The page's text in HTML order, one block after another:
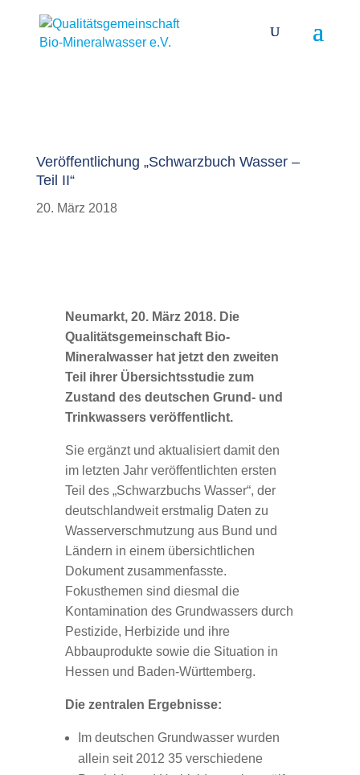
Veröffentlichung „Schwarzbuch Wasser –
Teil II“
20. März 2018
Neumarkt, 20. März 2018. Die
Qualitätsgemeinschaft Bio-
Mineralwasser hat jetzt den zweiten
Teil ihrer Übersichtsstudie zum
Zustand des deutschen Grund- und
Trinkwassers veröffentlicht.
Sie ergänzt und aktualisiert damit den
im letzten Jahr veröffentlichten ersten
Teil des „Schwarzbuchs Wasser“, der
deutschlandweit erstmalig Daten zu
Wasserverschmutzung aus Bund und
Ländern in einem übersichtlichen
Dokument zusammenfasste.
Fokusthemen sind diesmal die
Kontamination des Grundwassers durch
Pestizide, Herbizide und ihre
Abbauprodukte sowie die Situation in
Hessen und Baden-Württemberg.
Die zentralen Ergebnisse:
Im deutschen Grundwasser wurden
allein seit 2012 35 verschiedene